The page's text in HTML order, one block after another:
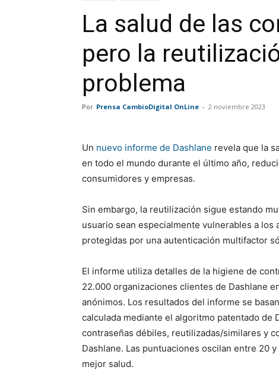
La salud de las
pero la
problema
Por Prensa CambioDigital OnLine - 2 noviembre 2023
Un nuevo informe de Dashlane revela que la
en todo el mundo durante el último año,
consumidores y empresas.
Sin embargo, la reutilización sigue estando
usuario sean especialmente vulnerables a
protegidas por una autenticación multifactor
El informe utiliza detalles de la higiene de
22.000 organizaciones clientes de Dashlane
anónimos. Los resultados del informe se
calculada mediante el algoritmo patentado de
contraseñas débiles, reutilizadas/similares y
Dashlane. Las puntuaciones oscilan entre 20
mejor salud.